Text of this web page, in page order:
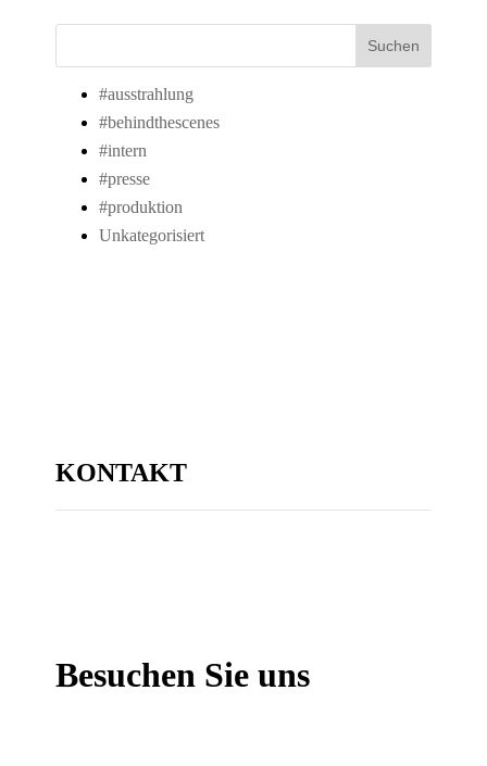
Suchen
#ausstrahlung
#behindthescenes
#intern
#presse
#produktion
Unkategorisiert
KONTAKT
Besuchen Sie uns